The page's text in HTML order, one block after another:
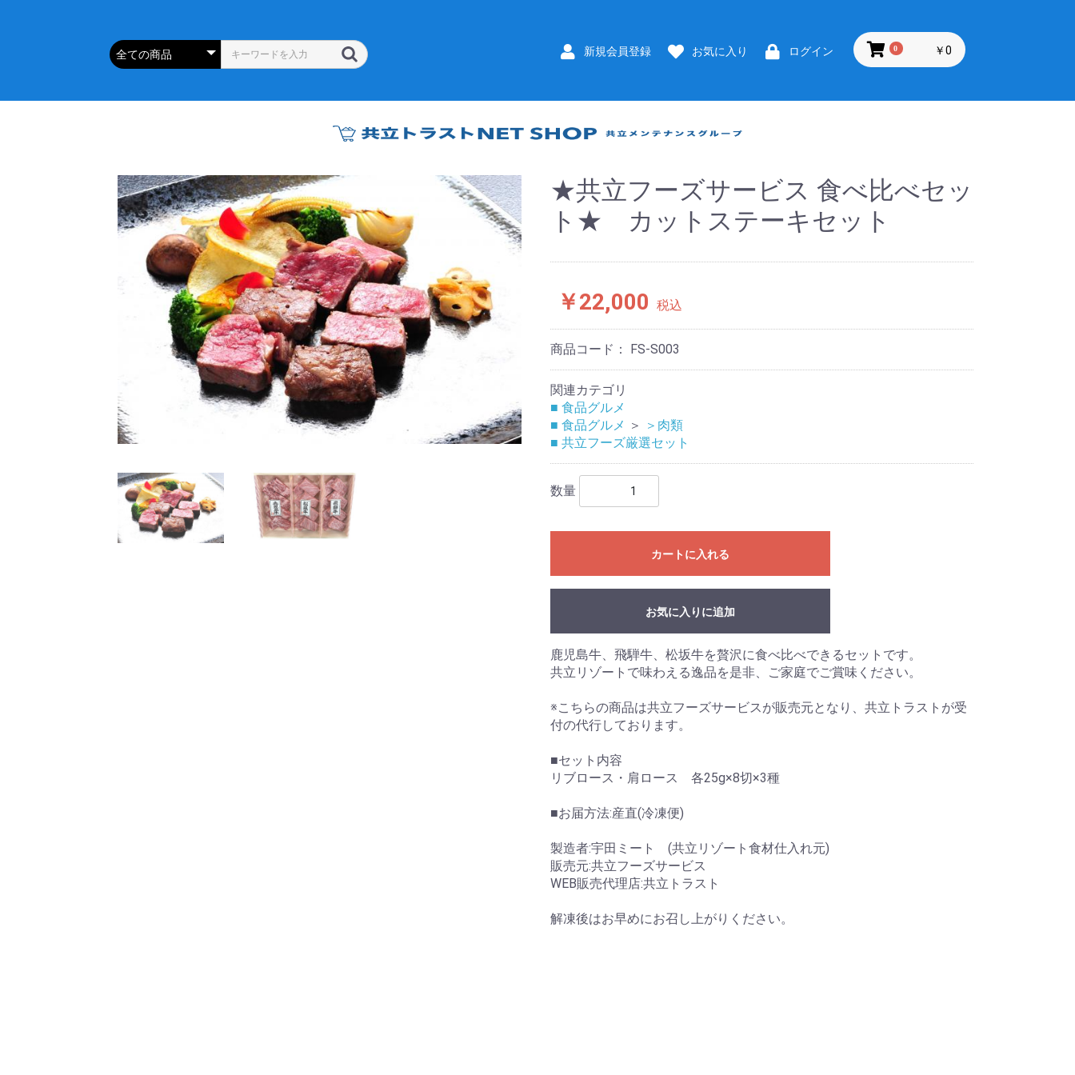
新規会員登録 お気に入り ログイン 0 ￥0
★共立フーズサービス 食べ比べセッ
ト★ カットステーキセット
￥22,000 税込
商品コード： FS-S003
関連カテゴリ
■ 食品グルメ
■ 食品グルメ ＞
＞肉類
■ 共立フーズ厳選セット
数量
カートに入れる
お気に入りに追加
鹿児島牛、飛騨牛、松坂牛を贅沢に食べ比べできるセットです。
共立リゾートで味わえる逸品を是非、ご家庭でご賞味ください。
※こちらの商品は共立フーズサービスが販売元となり、共立トラストが受
付の代行しております。
■セット内容
リブロース・肩ロース 各25g×8切×3種
■お届方法:産直(冷凍便)
製造者:宇田ミート (共立リゾート食材仕入れ元)
販売元:共立フーズサービス
WEB販売代理店:共立トラスト
解凍後はお早めにお召し上がりください。